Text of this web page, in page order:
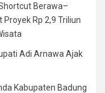
Berawa–
Rp 2,9 Triliun
Adi Arnawa Ajak
Kabupaten Badung